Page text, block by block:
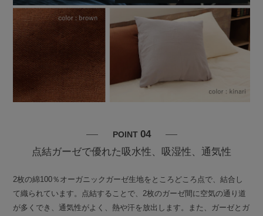
POINT 04
点結ガーゼで優れた吸水性、吸湿性、通気性
2枚の綿100％オーガニックガーゼ生地をところどころ点で、結合し
て織られています。点結することで、2枚のガーゼ間に空気の通り道
が多くでき、通気性がよく、熱や汗を放出します。また、ガーゼとガ